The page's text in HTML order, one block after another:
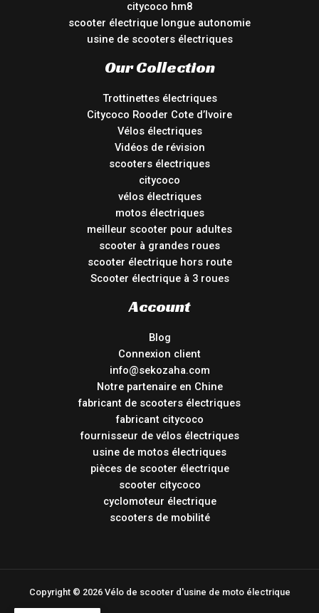
citycoco hm8
scooter électrique longue autonomie
usine de scooters électriques
Our Collection
Trottinettes électriques
Citycoco Rooder Cote d’Ivoire
Vélos électriques
Vidéos de révision
scooters électriques
citycoco
vélos électriques
motos électriques
meilleur scooter pour adultes
scooter à grandes roues
scooter électrique hors route
Scooter électrique à 3 roues
Account
Blog
Connexion client
info@sekozaha.com
Notre partenaire en Chine
fabricant de scooters électriques
fabricant citycoco
fournisseur de vélos électriques
usine de motos électriques
pièces de scooter électrique
scooter citycoco
cyclomoteur électrique
scooters de mobilité
Copyright © 2026 Vélo de scooter d'usine de moto électrique